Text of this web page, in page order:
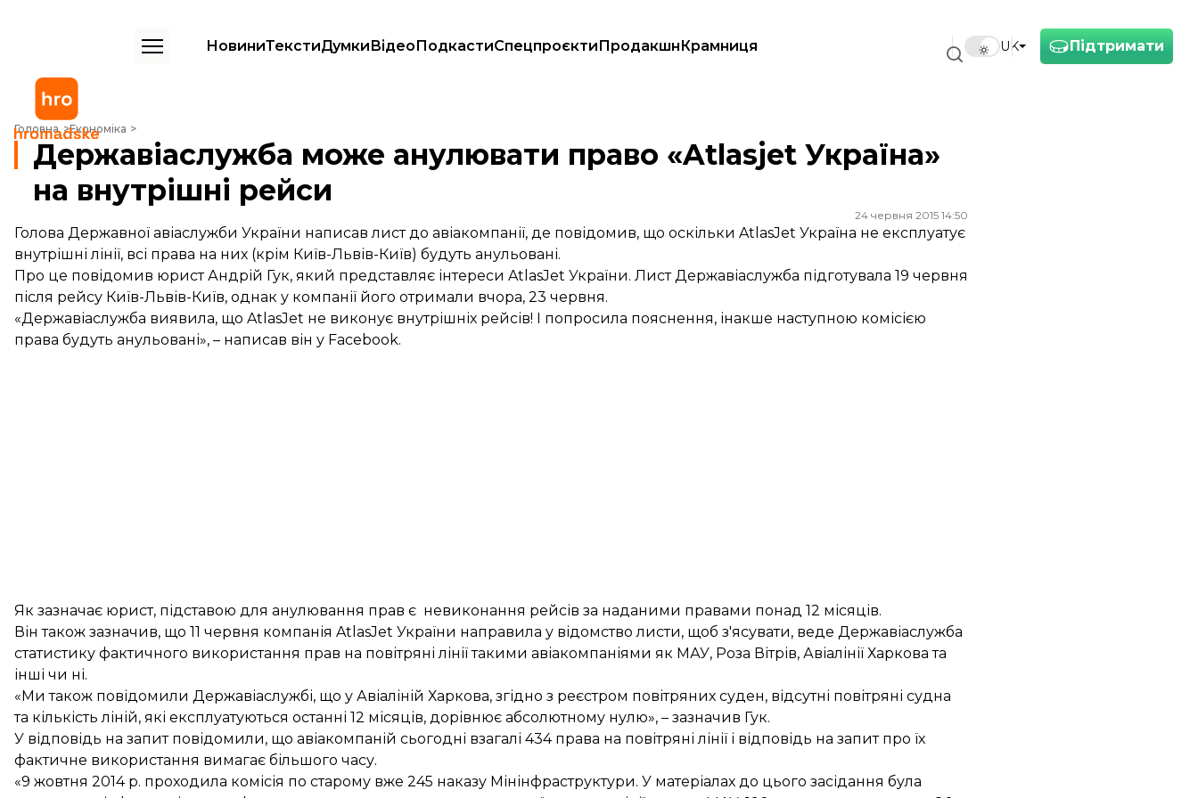
Підтримати
UK
НовиниТекстиДумкиВідеоПодкастиСпецпроєктиПродакшнКрамниця
Головна Економіка
Державіаслужба може анулювати право «Atlasjet Україна» на внутрішні рейси
Державіаслужба може анулювати право «Atlasjet Україна»
на внутрішні рейси
24 червня 2015 14:50
Голова Державної авіаслужби України написав лист до авіакомпанії, де повідомив, що оскільки AtlasJet Україна не експлуатує
внутрішні лінії, всі права на них (крім Київ-Львів-Київ) будуть анульовані.
Про це повідомив юрист Андрій Гук, який представляє інтереси AtlasJet України. Лист Державіаслужба підготувала 19 червня
після рейсу Київ-Львів-Київ, однак у компанії його отримали вчора, 23 червня.
«Державіаслужба виявила, що AtlasJet не виконує внутрішніх рейсів! І попросила пояснення, інакше наступною комісією
права будуть анульовані», – написав він у Facebook.
Як зазначає юрист, підставою для анулювання прав є невиконання рейсів за наданими правами понад 12 місяців.
Він також зазначив, що 11 червня компанія AtlasJet України направила у відомство листи, щоб з'ясувати, веде Державіаслужба
статистику фактичного використання прав на повітряні лінії такими авіакомпаніями як МАУ, Роза Вітрів, Авіалінії Харкова та
інші чи ні.
«Ми також повідомили Державіаслужбі, що у Авіаліній Харкова, згідно з реєстром повітряних суден, відсутні повітряні судна
та кількість ліній, які експлуатуються останні 12 місяців, дорівнює абсолютному нулю», – зазначив Гук.
У відповідь на запит повідомили, що авіакомпаній сьогодні взагалі 434 права на повітряні лінії і відповідь на запит про їх
фактичне використання вимагає більшого часу.
«9 жовтня 2014 р. проходила комісія по старому вже 245 наказу Мінінфраструктури. У матеріалах до цього засідання була